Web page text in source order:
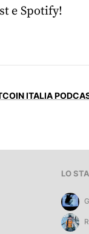
e Spotify!
ITALIA
LO